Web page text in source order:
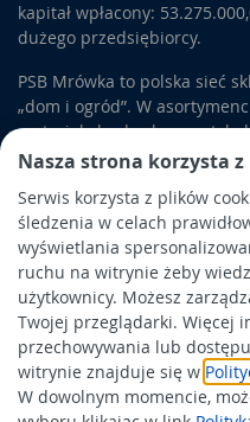
Nasza strona korzysta
Serwis korzysta z plików
śledzenia w celach
wyświetlania
ruchu na witrynie żeby
użytkownicy. Możesz
Twojej przeglądarki. Więcej
przechowywania lub
witrynie znajduje się w
W dowolnym momencie,
kapitał wpłacony:
dużego przedsiębiorcy.
PSB Mrówka to polska sieć
„dom i ogród”. W
materiały budowlane,
wyposażenie łazienek i
artykuły związane z
Obowiązek informacyjny
Polityka prywatności
Polityka Cookies
Odbiór zużytego sprzętu
Wspierają nas: